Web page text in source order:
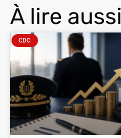
À lire aussi
CDC